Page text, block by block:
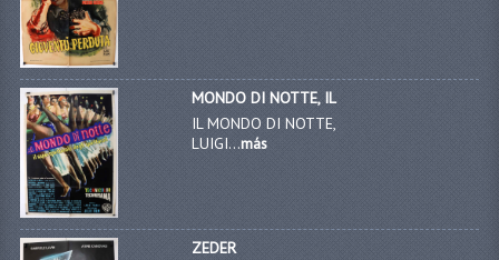
MONDO DI NOTTE, IL
IL MONDO DI NOTTE,
LUIGI...más
ZEDER